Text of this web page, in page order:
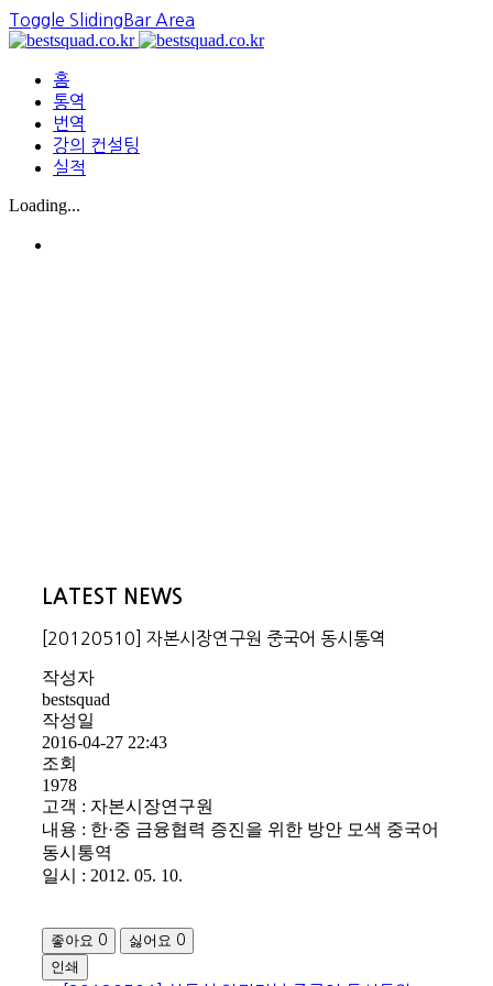
Toggle SlidingBar Area
홈
통역
번역
강의 컨설팅
실적
Loading...
LATEST NEWS
[20120510] 자본시장연구원 중국어 동시통역
작성자
bestsquad
작성일
2016-04-27 22:43
조회
1978
고객 : 자본시장연구원
내용 : 한·중 금융협력 증진을 위한 방안 모색 중국어
동시통역
일시 : 2012. 05. 10.
좋아요 0 싫어요 0
인쇄